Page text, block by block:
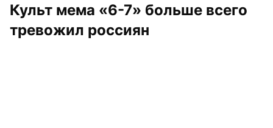
Культ мема «6-7» больше всего
тревожил россиян